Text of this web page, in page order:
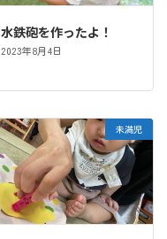
水鉄砲を作ったよ！
2023年8月4日
未満児